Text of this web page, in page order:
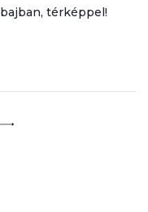
térképpel!